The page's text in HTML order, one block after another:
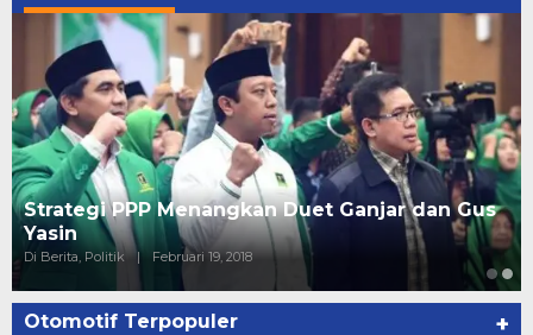
Strategi PPP Menangkan Duet Ganjar dan Gus
Yasin
Di Berita, Politik | Februari 19, 2018
Otomotif Terpopuler +